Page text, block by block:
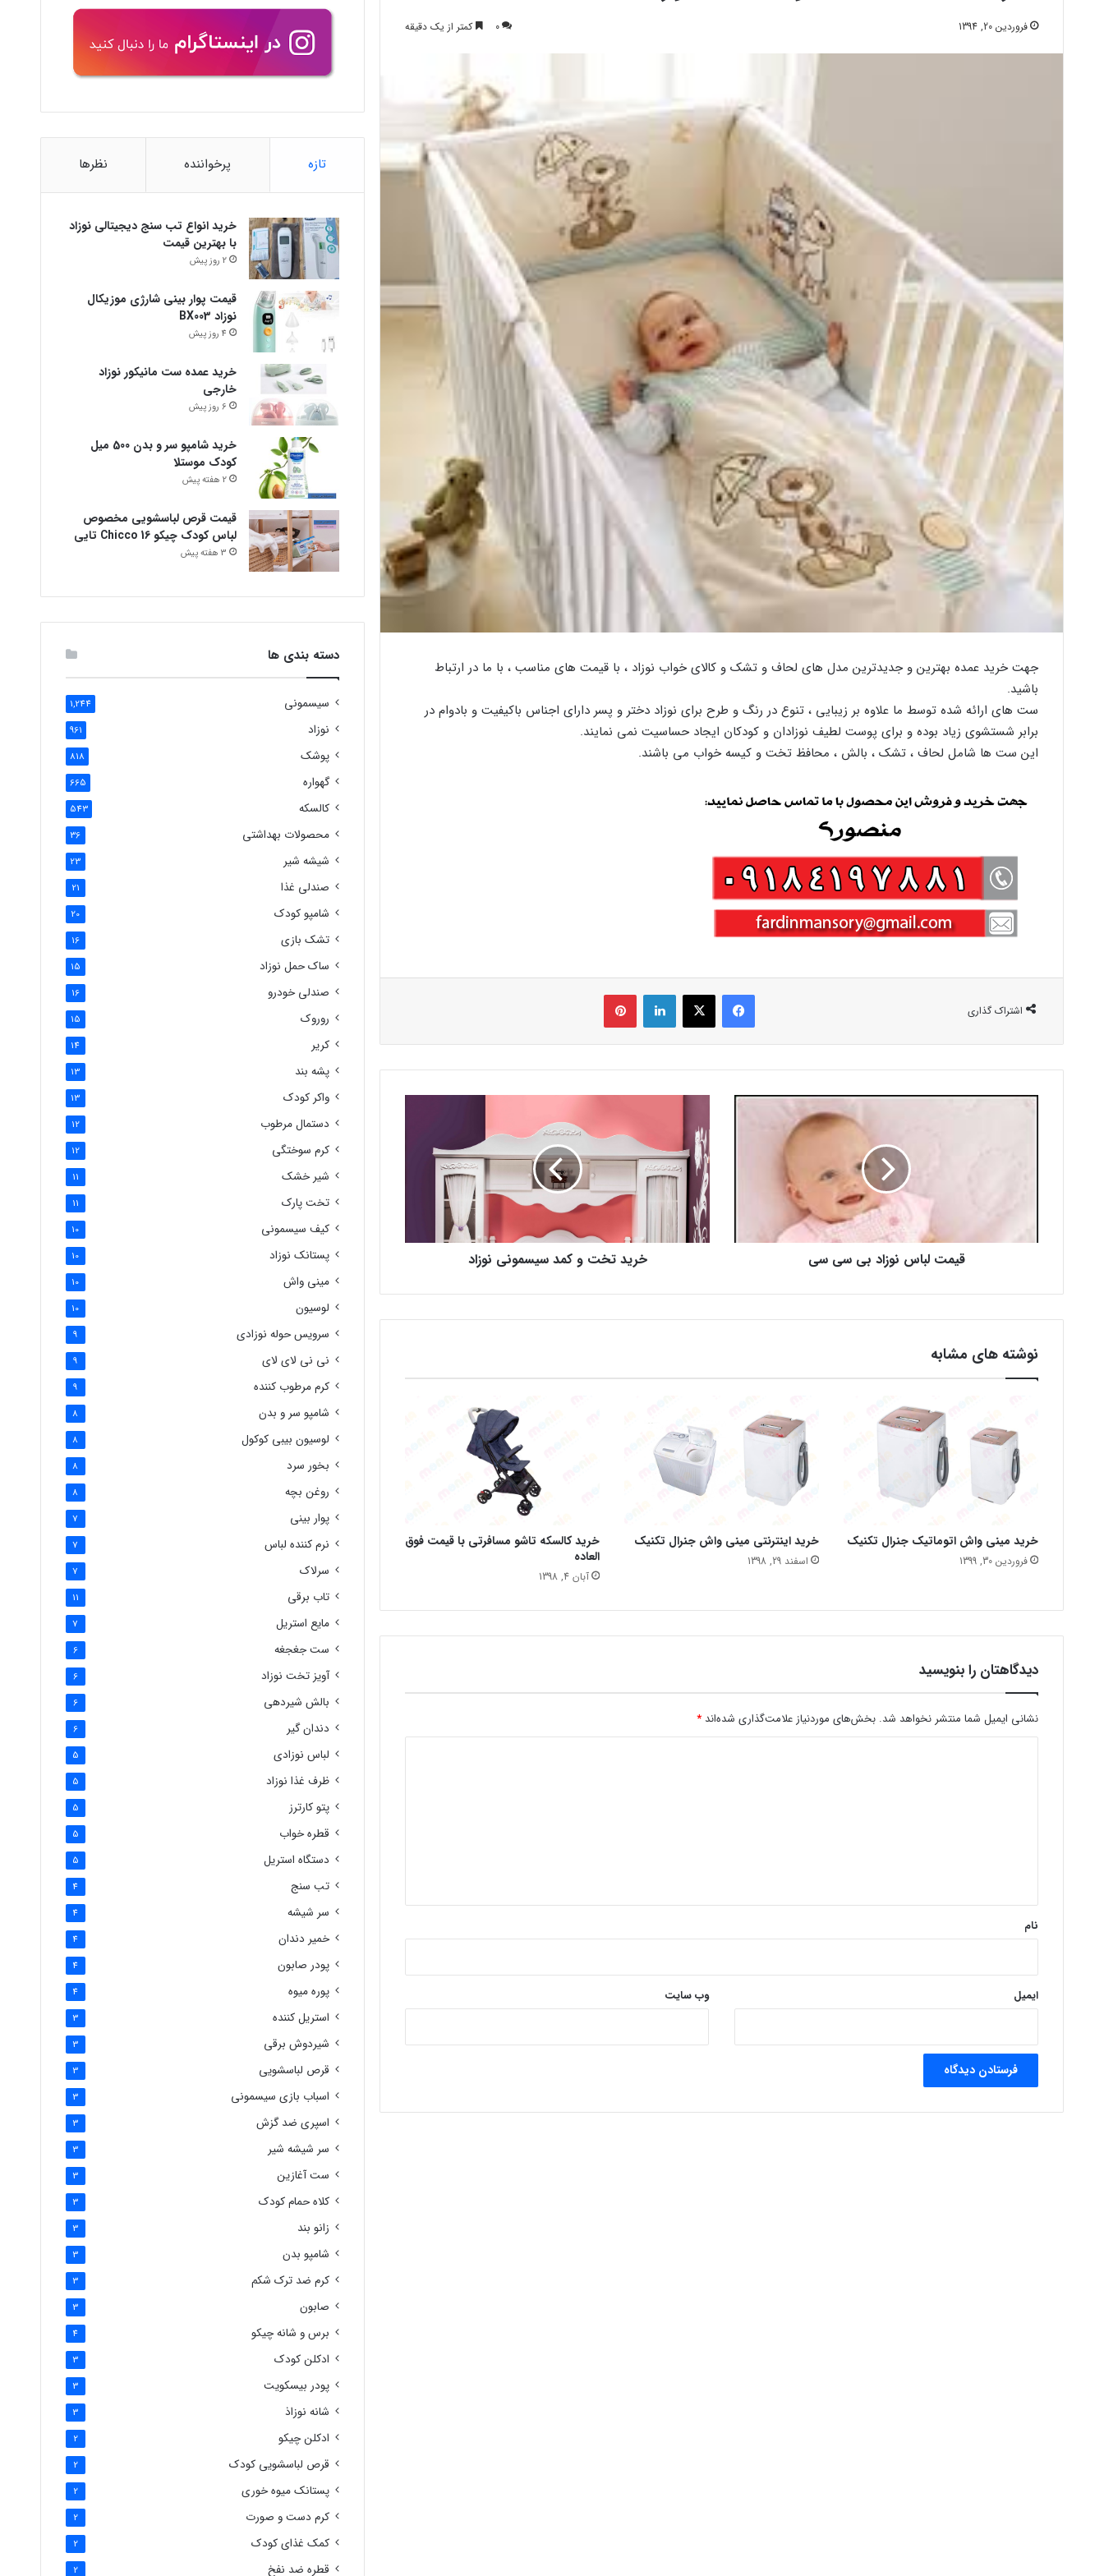
فروردین 20, 1394 0 کمتر از یک دقیقه
جهت خرید عمده بهترین و جدیدترین مدل های لحاف و تشک و کالای خواب نوزاد ، با قیمت های مناسب ، با ما در ارتباط
باشید.
ست های ارائه شده توسط ما علاوه بر زیبایی ، تنوع در رنگ و طرح برای نوزاد دختر و پسر دارای اجناس باکیفیت و بادوام در
برابر شستشوی زیاد بوده و برای پوست لطیف نوزادان و کودکان ایجاد حساسیت نمی نمایند.
این ست ها شامل لحاف ، تشک ، بالش ، محافظ تخت و کیسه خواب می باشند.
اشتراک گذاری
فیس بوک X لینکدین ‫پین‌ترست
قیمت لباس نوزاد بی سی سی خرید تخت و کمد سیسمونی نوزاد
نوشته های مشابه
خرید مینی واش اتوماتیک جنرال تکنیک
فروردین 30, 1399
خرید اینترنتی مینی واش جنرال تکنیک
اسفند 29, 1398
خرید کالسکه تاشو مسافرتی با قیمت فوق
العاده
آبان 4, 1398
دیدگاهتان را بنویسید
نشانی ایمیل شما منتشر نخواهد شد. بخش‌های موردنیاز علامت‌گذاری شده‌اند *
نام
ایمیل وب‌ سایت
تازه پرخواننده نظرها
خرید انواع تب سنج دیجیتالی نوزاد
با بهترین قیمت
2 روز پیش
قیمت پوار بینی شارژی موزیکال
نوزاد BX003
4 روز پیش
خرید عمده ست مانیکور نوزاد
خارجی
6 روز پیش
خرید شامپو سر و بدن 500 میل
کودک موستلا
2 هفته پیش
قیمت قرص لباسشویی مخصوص
لباس کودک چیکو Chicco 16 تایی
3 هفته پیش
دسته بندی ها
سیسمونی 1,244
نوزاد 961
پوشک 818
گهواره 665
کالسکه 543
محصولات بهداشتی 36
شیشه شیر 23
صندلی غذا 21
شامپو کودک 20
تشک بازی 16
ساک حمل نوزاد 15
صندلی خودرو 16
روروک 15
کریر 14
پشه بند 13
واکر کودک 13
دستمال مرطوب 12
کرم سوختگی 12
شیر خشک 11
تخت پارک 11
کیف سیسمونی 10
پستانک نوزاد 10
مینی واش 10
لوسیون 10
سرویس حوله نوزادی 9
نی نی لای لای 9
کرم مرطوب کننده 9
شامپو سر و بدن 8
لوسیون بیبی کوکول 8
بخور سرد 8
روغن بچه 8
پوار بینی 7
نرم کننده لباس 7
سرلاک 7
تاب برقی 11
مایع استریل 7
ست جغجغه 6
آویز تخت نوزاد 6
بالش شیردهی 6
دندان گیر 6
لباس نوزادی 5
ظرف غذا نوزاد 5
پتو کارترز 5
قطره خواب 5
دستگاه استریل 5
تب سنج 4
سر شیشه 4
خمیر دندان 4
پودر صابون 4
پوره میوه 4
استریل کننده 3
شیردوش برقی 3
قرص لباسشویی 3
اسباب بازی سیسمونی 3
اسپری ضد گزش 3
سر شیشه شیر 3
ست آغازین 3
کلاه حمام کودک 3
زانو بند 3
شامپو بدن 3
کرم ضد ترک شکم 3
صابون 3
برس و شانه چیکو 4
ادکلن کودک 3
پودر بیسکویت 3
شانه نوزاذ 3
ادکلن چیکو 2
قرص لباسشویی کودک 2
پستانک میوه خوری 2
کرم دست و صورت 2
کمک غذای کودک 2
قطره ضد نفخ 2